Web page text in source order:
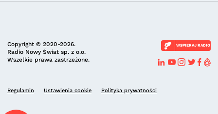
Copyright © 2020-2026.
Radio Nowy Świat sp. z o.o.
Wszelkie prawa zastrzeżone.
WSPIERAJ RADIO
Regulamin Ustawienia cookie Polityka prywatności